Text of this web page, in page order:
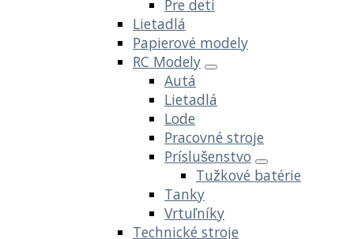
Pre deti
Lietadlá
Papierové modely
RC Modely
Autá
Lietadlá
Lode
Pracovné stroje
Príslušenstvo
Tužkové batérie
Tanky
Vrtuľníky
Technické stroje